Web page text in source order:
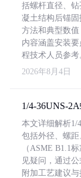
括螺杆直径、
凝土结构后锚固
方法和典型数值
内容涵盖安装
程技术人员参考
2026年8月4日
1/4-36UNS-
本文详细解析1/
包括外径、螺
（ASME B1.1
见疑问，通过
附加工艺建议与